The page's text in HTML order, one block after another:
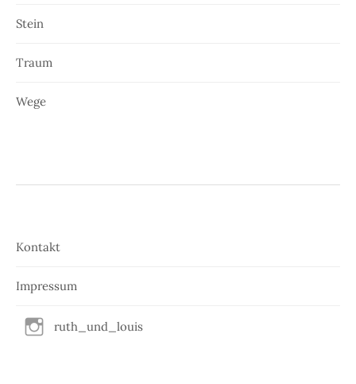
Stein
Traum
Wege
Kontakt
Impressum
ruth_und_louis